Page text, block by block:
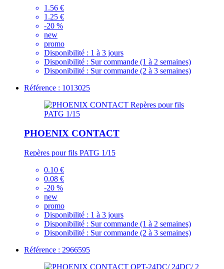
1.56 €
1.25 €
-20 %
new
promo
Disponibilité : 1 à 3 jours
Disponibilité : Sur commande (1 à 2 semaines)
Disponibilité : Sur commande (2 à 3 semaines)
Référence : 1013025
PHOENIX CONTACT
Repères pour fils PATG 1/15
0.10 €
0.08 €
-20 %
new
promo
Disponibilité : 1 à 3 jours
Disponibilité : Sur commande (1 à 2 semaines)
Disponibilité : Sur commande (2 à 3 semaines)
Référence : 2966595